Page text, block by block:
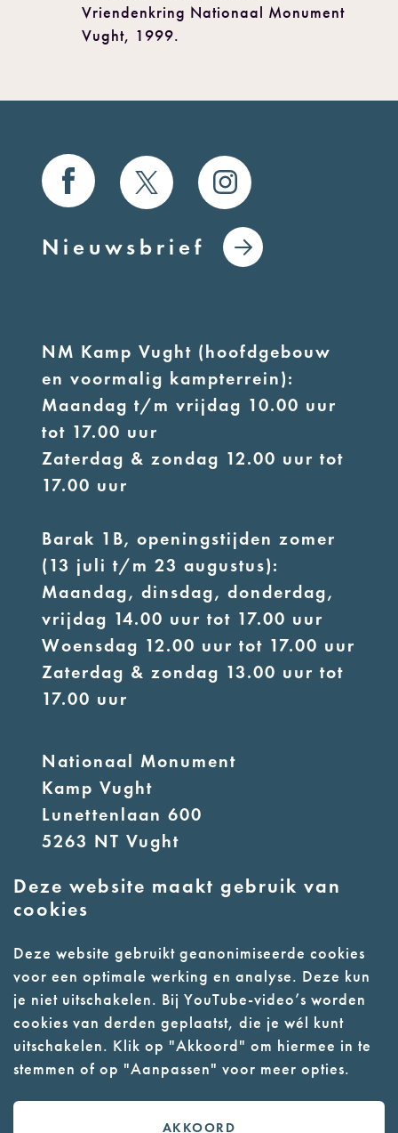
Vriendenkring Nationaal Monument
Vught, 1999.
Deze website maakt gebruik van
cookies
Deze website gebruikt geanonimiseerde cookies
voor een optimale werking en analyse. Deze kun
je niet uitschakelen. Bij YouTube-video’s worden
cookies van derden geplaatst, die je wél kunt
uitschakelen. Klik op "Akkoord" om hiermee in te
stemmen of op "Aanpassen" voor meer opties.
AKKOORD
Nieuwsbrief
NM Kamp Vught (hoofdgebouw
en voormalig kampterrein):
Maandag t/m vrijdag 10.00 uur
tot 17.00 uur
Zaterdag & zondag 12.00 uur tot
17.00 uur
Barak 1B, openingstijden zomer
(13 juli t/m 23 augustus):
Maandag, dinsdag, donderdag,
vrijdag 14.00 uur tot 17.00 uur
Woensdag 12.00 uur tot 17.00 uur
Zaterdag & zondag 13.00 uur tot
17.00 uur
Nationaal Monument
Kamp Vught
Lunettenlaan 600
5263 NT Vught
E:info@nmkampvught.nl
- Parkeer in de vakken of in de
parkeergarage (begane grond)
- Alleen geleidehonden
toegestaan